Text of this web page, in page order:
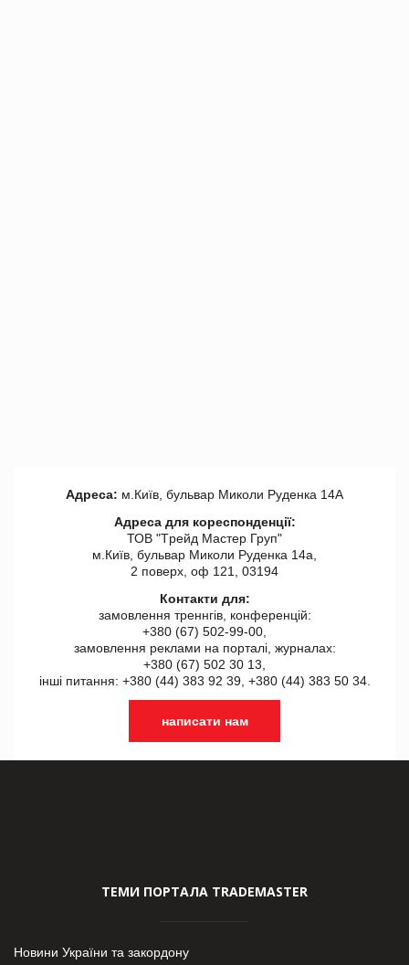
Адреса: м.Київ, бульвар Миколи Руденка 14А
Адреса для кореспонденції:
ТОВ "Tрейд Мастер Груп"
м.Київ, бульвар Миколи Руденка 14а,
2 поверх, оф 121, 03194
Контакти для:
замовлення треннгів, конференцій:
+380 (67) 502-99-00,
замовлення реклами на порталі, журналах:
+380 (67) 502 30 13,
інші питання: +380 (44) 383 92 39, +380 (44) 383 50 34.
написати нам
ТЕМИ ПОРТАЛА TRADEMASTER
Новини України та закордону